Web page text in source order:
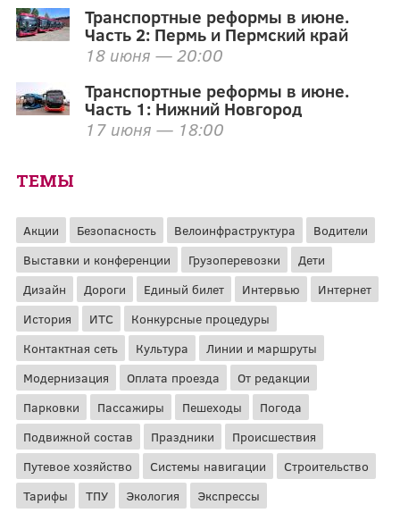
Транспортные реформы в июне.
Часть 2: Пермь и Пермский край
18 июня — 20:00
Транспортные реформы в июне.
Часть 1: Нижний Новгород
17 июня — 18:00
ТЕМЫ
Акции Безопасность Велоинфраструктура
Водители
Выставки и конференции
Грузоперевозки
Дети
Дизайн
Дороги Единый билет Интервью
Интернет
История
ИТС
Конкурсные процедуры
Контактная сеть
Культура
Линии и маршруты
Модернизация
Оплата проезда
От редакции
Парковки
Пассажиры Пешеходы
Погода
Подвижной состав
Праздники
Происшествия
Путевое хозяйство
Системы навигации
Строительство
Тарифы
ТПУ Экология Экспрессы